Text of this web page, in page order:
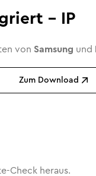
- IP
von Samsung und
Zum Download
Check heraus.